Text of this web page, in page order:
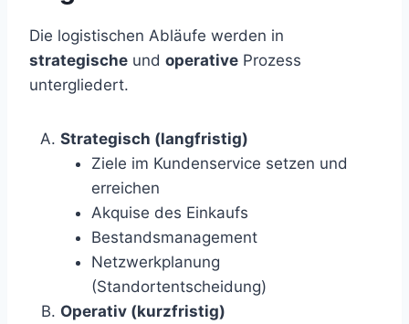
Die logistischen Abläufe werden in
strategische und operative Prozess
untergliedert.
Strategisch (langfristig)
Ziele im Kundenservice setzen und
erreichen
Akquise des Einkaufs
Bestandsmanagement
Netzwerkplanung
(Standortentscheidung)
Operativ (kurzfristig)